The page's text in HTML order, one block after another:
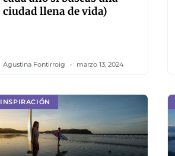
ciudad llena de vida)
Agustina Fontirroig marzo 13, 2024
INSPIRACIÓN